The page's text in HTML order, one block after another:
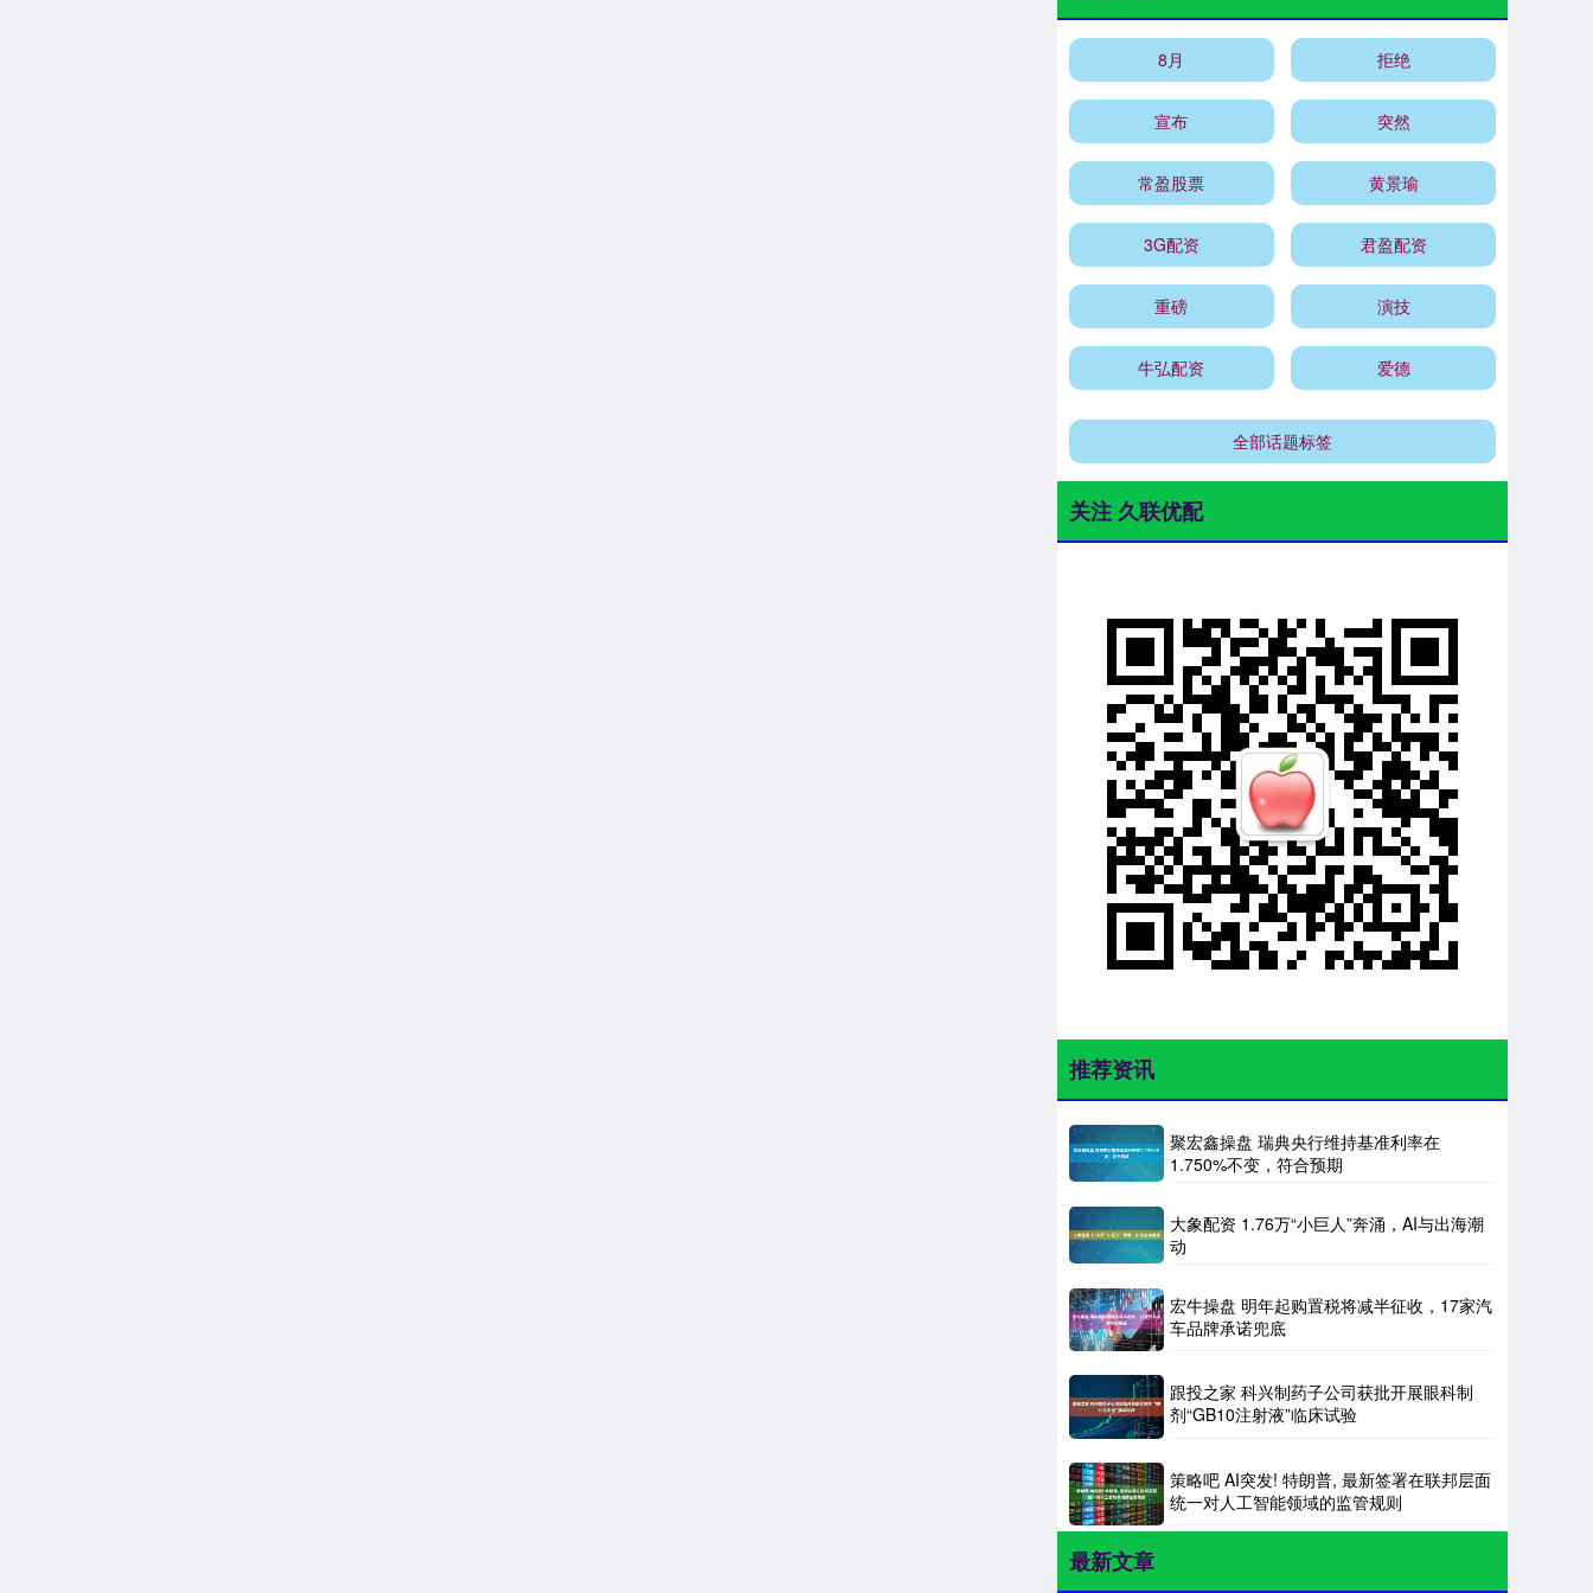
8月 拒绝
宣布 突然
常盈股票 黄景瑜
3G配资 君盈配资
重磅 演技
牛弘配资 爱德
全部话题标签
关注 久联优配
推荐资讯
聚宏鑫操盘 瑞典央行维持基准利率在
1.750%不变，符合预期
大象配资 1.76万“小巨人”奔涌，AI与出海潮
动
宏牛操盘 明年起购置税将减半征收，17家汽
车品牌承诺兜底
跟投之家 科兴制药子公司获批开展眼科制
剂“GB10注射液”临床试验
策略吧 AI突发! 特朗普, 最新签署在联邦层面
统一对人工智能领域的监管规则
最新文章